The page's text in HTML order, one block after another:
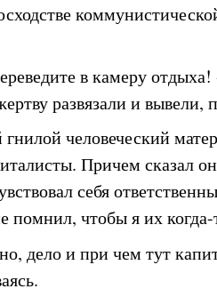
в камеру
развязали и вывели,
человеческий
Причем сказал
себя
помнил, чтобы я их
дело и при чем тут